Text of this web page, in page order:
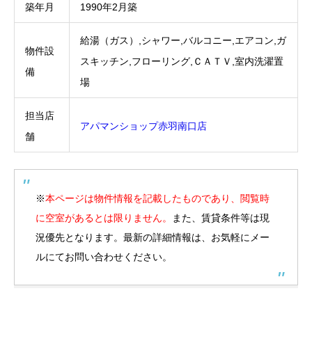
築年月 1990年2月築
物件設
備
給湯（ガス）,シャワー,バルコニー,エアコン,ガ
スキッチン,フローリング,ＣＡＴＶ,室内洗濯置
場
担当店
舗
アパマンショップ赤羽南口店
※本ページは物件情報を記載したものであり、閲覧時
に空室があるとは限りません。
また、賃貸条件等は現
況優先となります。最新の詳細情報は、お気軽にメー
ルにてお問い合わせください。